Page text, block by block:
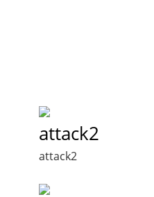
attack2
attack2